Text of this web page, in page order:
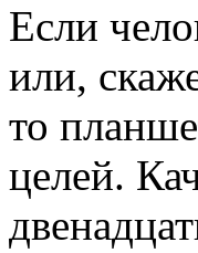
Если
или,
то
целей.